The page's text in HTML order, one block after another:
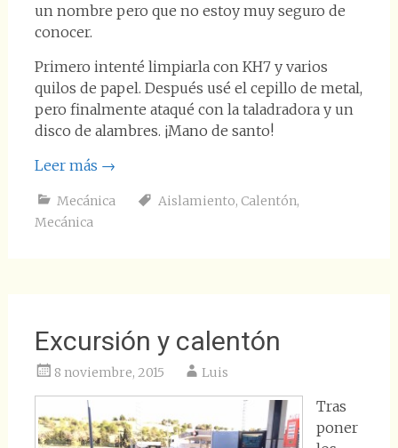
un nombre pero que no estoy muy seguro de
conocer.
Primero intenté limpiarla con KH7 y varios
quilos de papel. Después usé el cepillo de metal,
pero finalmente ataqué con la taladradora y un
disco de alambres. ¡Mano de santo!
Leer más →
Mecánica Aislamiento, Calentón,
Mecánica
Excursión y calentón
8 noviembre, 2015 Luis
Tras
poner